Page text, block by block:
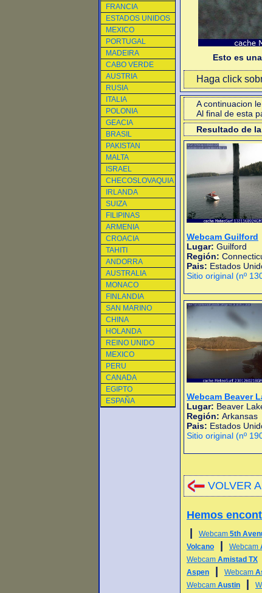
FRANCIA
ESTADOS UNIDOS
MEXICO
PORTUGAL
MADEIRA
CABO VERDE
AUSTRIA
RUSIA
ITALIA
POLONIA
GEACIA
BRASIL
PAKISTAN
MALTA
ISRAEL
CHECOSLOVAQUIA
IRLANDA
SUIZA
FILIPINAS
ARMENIA
CROACIA
TAHITI
ANDORRA
AUSTRALIA
MONACO
FINLANDIA
SAN MARINO
CHINA
HOLANDA
REINO UNIDO
MEXICO
PERU
CANADA
EGIPTO
ESPAÑA
Esto es una
Haga click
A continuacion
Al final de esta
Resultado de
Webcam Guilford
Lugar: Guilford
Región:
Pais: Estados
Sitio original (nº
Webcam Beaver
Lugar: Beaver
Región: Arkansas
Pais: Estados
Sitio original (nº
VOLVER
Hemos
Webcam 5th
Volcano
Webcam
Webcam Amistad TX
Aspen
Webcam
Webcam Austin